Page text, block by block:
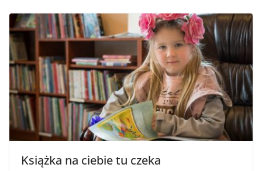
Książka na ciebie tu czeka